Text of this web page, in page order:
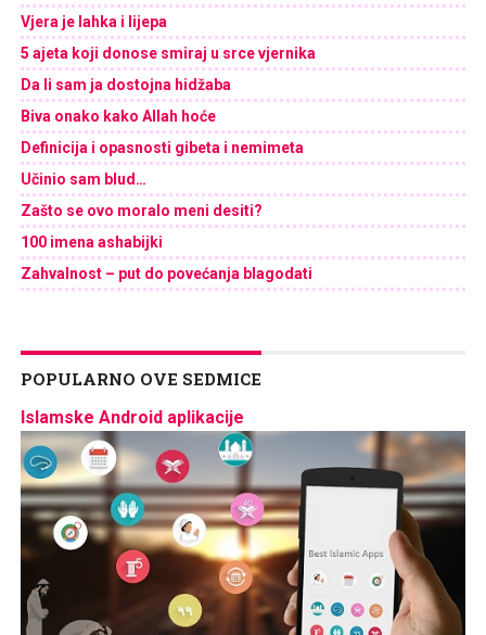
Vjera je lahka i lijepa
5 ajeta koji donose smiraj u srce vjernika
Da li sam ja dostojna hidžaba
Biva onako kako Allah hoće
Definicija i opasnosti gibeta i nemimeta
Učinio sam blud…
Zašto se ovo moralo meni desiti?
100 imena ashabijki
Zahvalnost – put do povećanja blagodati
POPULARNO OVE SEDMICE
Islamske Android aplikacije